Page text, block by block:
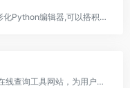
海龟编辑器是编程猫自主研发的图形化Python编辑器,可以搭积木,学Python。
36解析式工具箱是一个功能强大的在线查询工具网站，为用户提供了各种实用的查询与计算工具等。